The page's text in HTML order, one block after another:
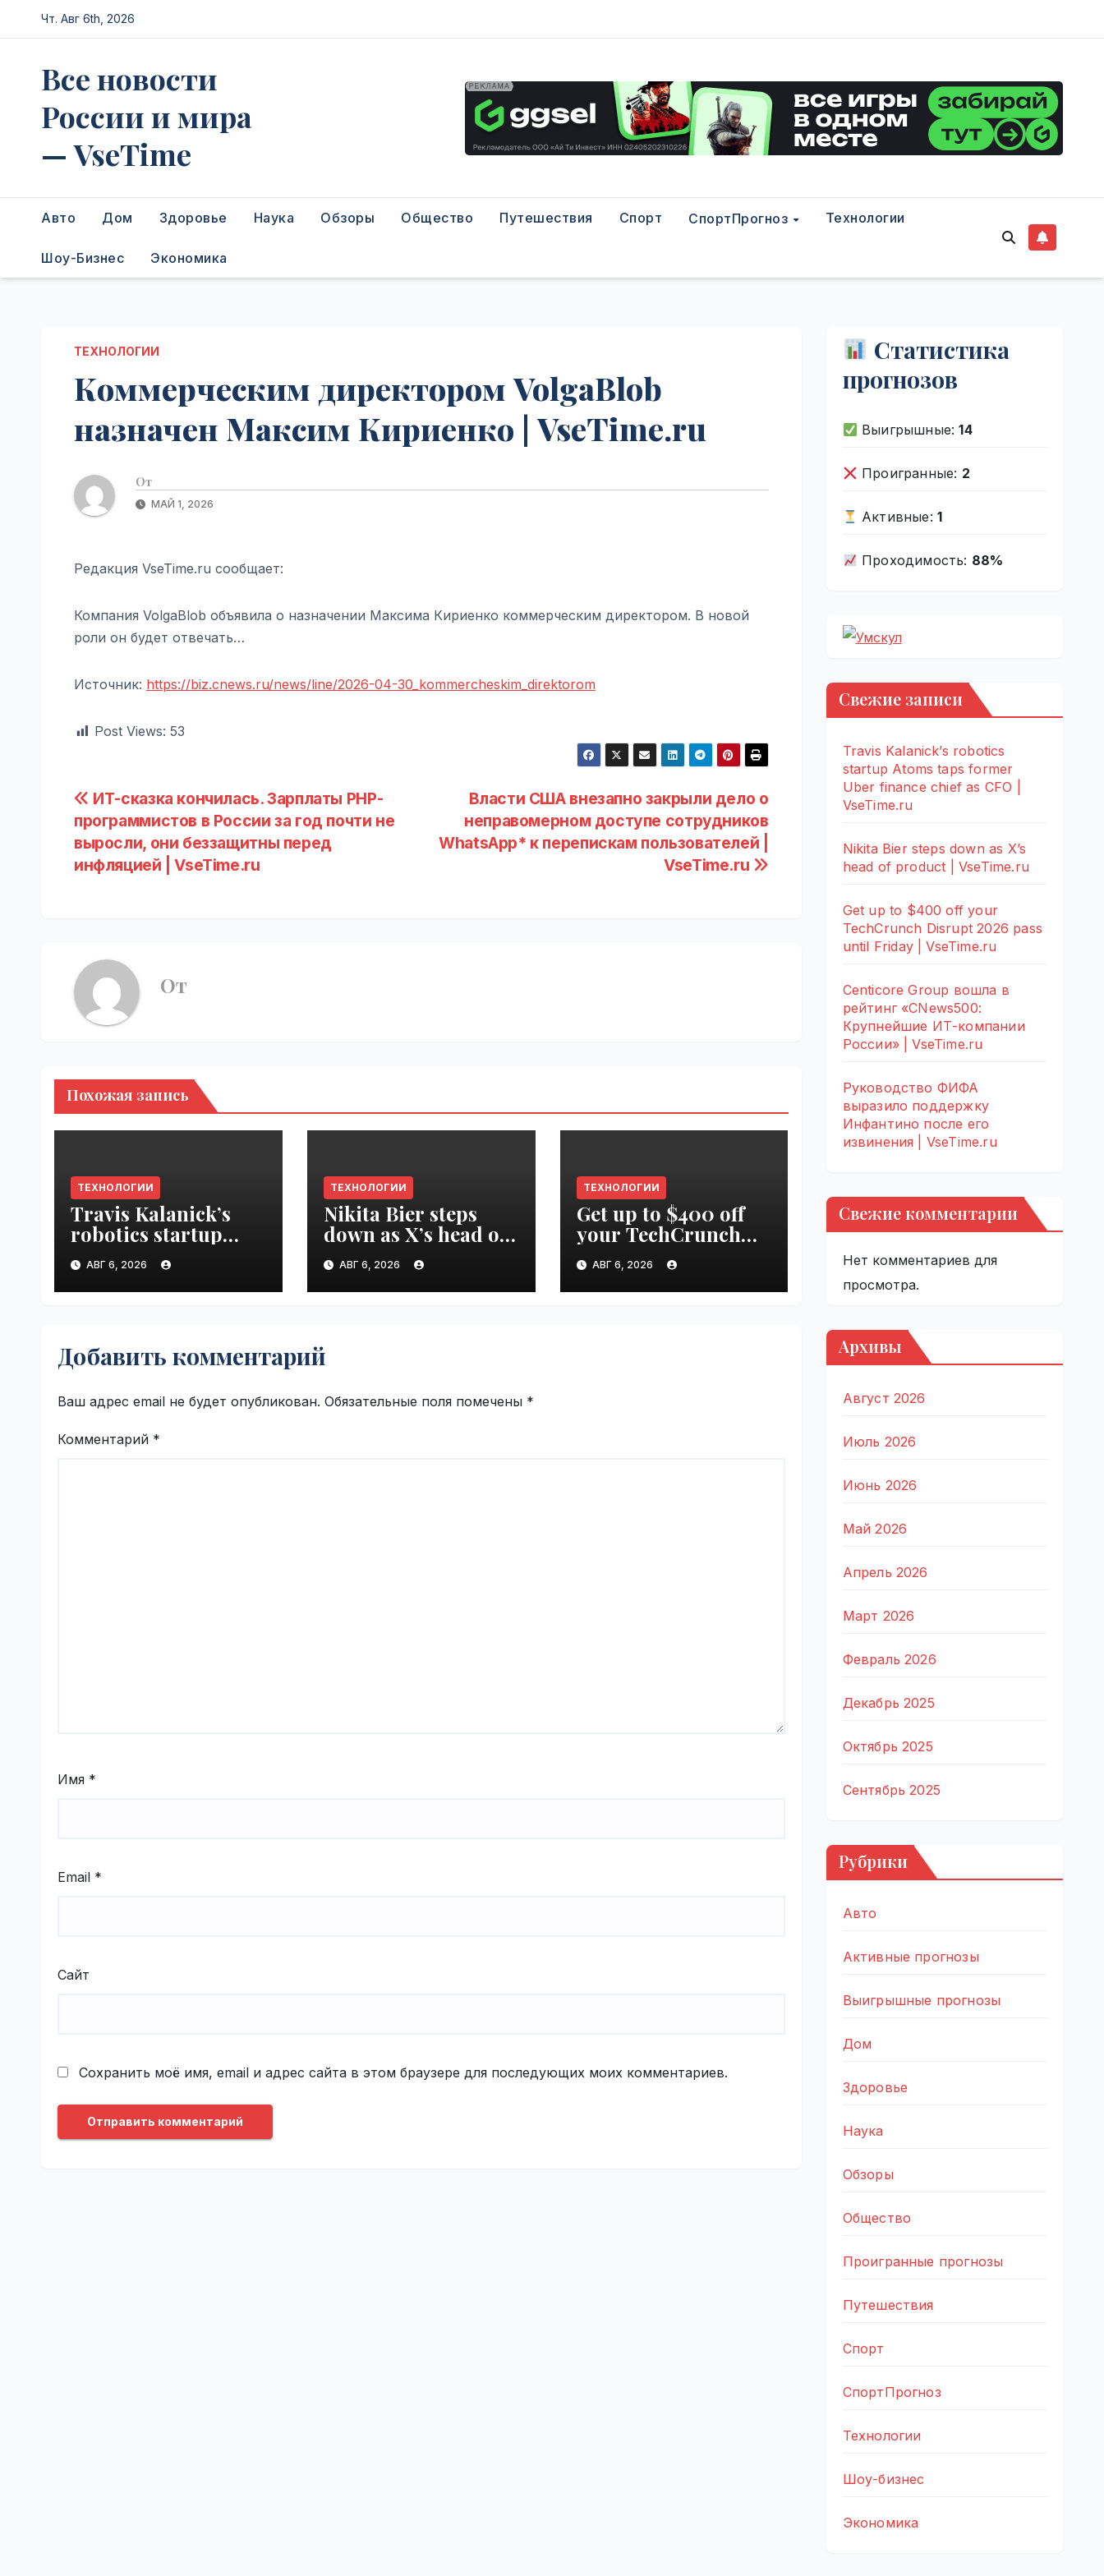
Перейти
к
Чт. Авг 6th, 2026
Все новости
России и мира
— VseTime
Авто Дом Здоровье Наука Обзоры Общество Путешествия Спорт СпортПрогноз Технологии
Шоу-Бизнес Экономика
ТЕХНОЛОГИИ
Коммерческим директором VolgaBlob
назначен Максим Кириенко | VseTime.ru
От
МАЙ 1, 2026
Редакция VseTime.ru сообщает:
Компания VolgaBlob объявила о назначении Максима Кириенко коммерческим директором. В новой
роли он будет отвечать…
Источник: https://biz.cnews.ru/news/line/2026-04-30_kommercheskim_direktorom
Post Views: 53
Навигация
по
записям
Власти США внезапно закрыли дело о
неправомерном доступе сотрудников
WhatsApp* к перепискам пользователей |
VseTime.ru
ИТ-сказка кончилась. Зарплаты PHP-
программистов в России за год почти не
выросли, они беззащитны перед
инфляцией | VseTime.ru
От
Похожая запись
ТЕХНОЛОГИИ
Travis Kalanick’s
robotics startup
Atoms taps former
Uber finance chief as
CFO | VseTime.ru
АВГ 6, 2026
ТЕХНОЛОГИИ
Nikita Bier steps
down as X’s head of
product |
VseTime.ru
АВГ 6, 2026
ТЕХНОЛОГИИ
Get up to $400 off
your TechCrunch
Disrupt 2026 pass
until Friday |
VseTime.ru
АВГ 6, 2026
Добавить комментарий
Ваш адрес email не будет опубликован. Обязательные поля помечены *
Комментарий *
Имя *
Email *
Сайт
Сохранить моё имя, email и адрес сайта в этом браузере для последующих моих комментариев.
Статистика
прогнозов
Выигрышные:14
Проигранные: 2
Активные: 1
Проходимость: 88%
Свежие записи
Travis Kalanick’s robotics
startup Atoms taps former
Uber finance chief as CFO |
VseTime.ru
Nikita Bier steps down as X’s
head of product | VseTime.ru
Get up to $400 off your
TechCrunch Disrupt 2026 pass
until Friday | VseTime.ru
Centicore Group вошла в
рейтинг «CNews500:
Крупнейшие ИТ-компании
России» | VseTime.ru
Руководство ФИФА
выразило поддержку
Инфантино после его
извинения | VseTime.ru
Свежие комментарии
Нет комментариев для
просмотра.
Архивы
Август 2026
Июль 2026
Июнь 2026
Май 2026
Апрель 2026
Март 2026
Февраль 2026
Декабрь 2025
Октябрь 2025
Сентябрь 2025
Рубрики
Авто
Активные прогнозы
Выигрышные прогнозы
Дом
Здоровье
Наука
Обзоры
Общество
Проигранные прогнозы
Путешествия
Спорт
СпортПрогноз
Технологии
Шоу-бизнес
Экономика